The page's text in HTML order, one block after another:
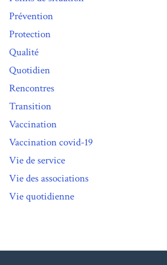
Prévention
Protection
Qualité
Quotidien
Rencontres
Transition
Vaccination
Vaccination covid-19
Vie de service
Vie des associations
Vie quotidienne